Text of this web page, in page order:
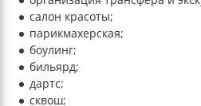
салон красоты;
парикмахерская;
боулинг;
бильярд;
дартс;
сквош;